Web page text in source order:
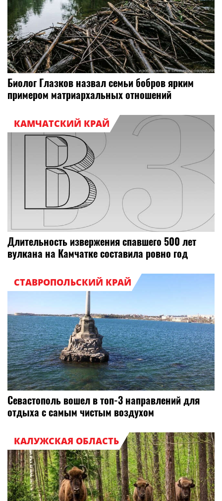
Биолог Глазков назвал семьи бобров ярким
примером матриархальных отношений
КАМЧАТСКИЙ КРАЙ
Длительность извержения спавшего 500 лет
вулкана на Камчатке составила ровно год
СТАВРОПОЛЬСКИЙ КРАЙ
Севастополь вошел в топ-3 направлений для
отдыха с самым чистым воздухом
КАЛУЖСКАЯ ОБЛАСТЬ